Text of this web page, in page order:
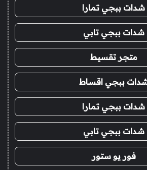
شدات ببجي تمارا
شدات ببجي تابي
متجر تقسيط
ببجي اقساط
شدات ببجي تمارا
شدات ببجي تابي
فور يو ستور